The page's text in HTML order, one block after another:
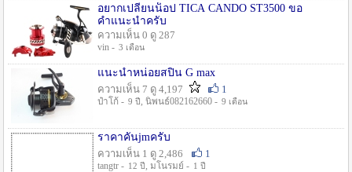
อยากเปลี่ยนน็อป TICA CANDO ST3500 ขอ
คำแนะนำครับ
ความเห็น 0 ดู 287
vin - 3 เดือน
แนะนำหน่อยสปิน G max
ความเห็น 7 ดู 4,197
1
ป๋าโก้ - 9 ปี , นิพนธ์082162660 - 9 เดือน
ราคาคันjmครับ
ความเห็น 1 ดู 2,486
1
tangtr - 12 ปี , มโนรมย์ - 1 ปี